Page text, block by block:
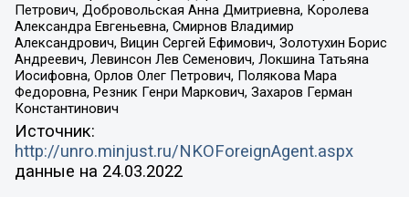
Петрович, Добровольская Анна Дмитриевна, Королева
Александра Евгеньевна, Смирнов Владимир
Александрович, Вицин Сергей Ефимович, Золотухин Борис
Андреевич, Левинсон Лев Семенович, Локшина Татьяна
Иосифовна, Орлов Олег Петрович, Полякова Мара
Федоровна, Резник Генри Маркович, Захаров Герман
Константинович
Источник:
http://unro.minjust.ru/NKOForeignAgent.aspx
данные на 24.03.2022